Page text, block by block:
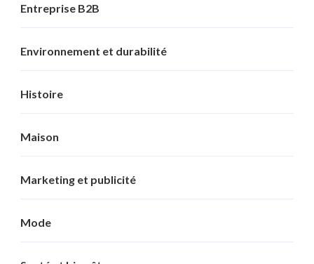
Entreprise B2B
Environnement et durabilité
Histoire
Maison
Marketing et publicité
Mode